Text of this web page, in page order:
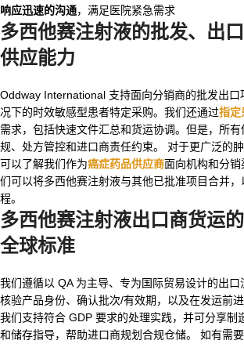
响应迅速的沟通，满足医院紧急需求
多西他赛注射液的批发、出
供应能力
Oddway International 支持面向分销商的批发出口
况下的时效敏感型患者特定采购。我们还通过指定
需求，包括快速文件汇总和货运协调。但是，所
规、处方管控和进口商责任约束。 对于更广泛的
可以了解我们作为癌症药品供应商面向机构和分
们可以将多西他赛注射液与其他已批准项目合并
程。
多西他赛注射液出口商货运
全球标准
我们遵循以 QA 为主导、专为国际贸易设计的出
核验产品身份、确认批次/有效期，以及在发运前进
我们支持符合 GDP 要求的处理实践，并可分享制
和储存指导，帮助进口商规划合规仓储。 如有需